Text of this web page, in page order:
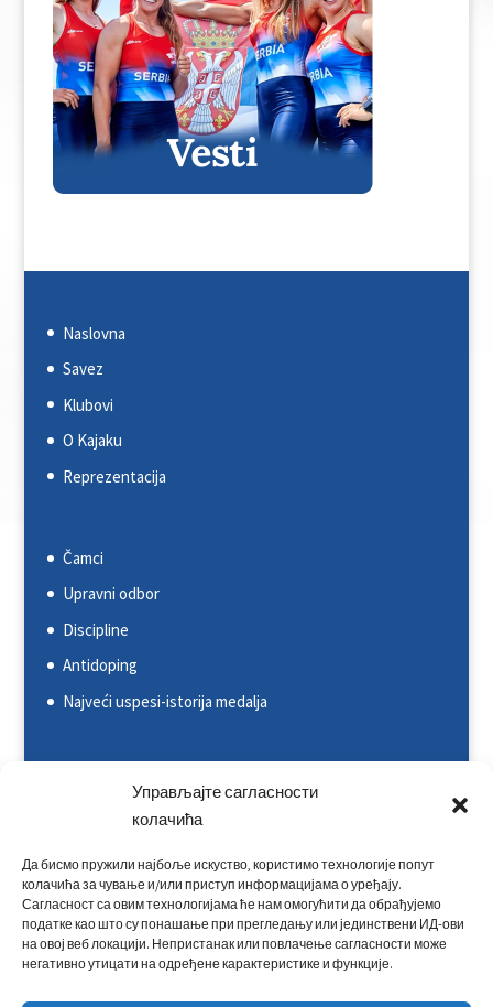
Управљајте сагласности
колачића
Да бисмо пружили најбоље искуство, користимо технологије попут
колачића за чување и/или приступ информацијама о уређају.
Сагласност са овим технологијама ће нам омогућити да обрађујемо
податке као што су понашање при прегледању или јединствени ИД-ови
на овој веб локацији. Непристанак или повлачење сагласности може
негативно утицати на одређене карактеристике и функције.
Naslovna
Savez
Klubovi
O Kajaku
Reprezentacija
Čamci
Upravni odbor
Discipline
Antidoping
Najveći uspesi-istorija medalja
Svetska kajakaška federacija (ICF)
Evropska kajakaška asocijacija (ECA)
Rezultati na nacionalnim takmičenjima
Rezultati na međunarodnim takmičenjima
Kontakt